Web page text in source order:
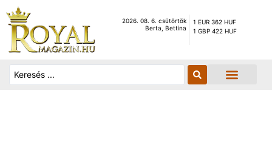
2026. 08. 6. csütörtök
Berta, Bettina
1 EUR 362 HUF
1 GBP 422 HUF